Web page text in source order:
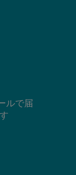
ルで届